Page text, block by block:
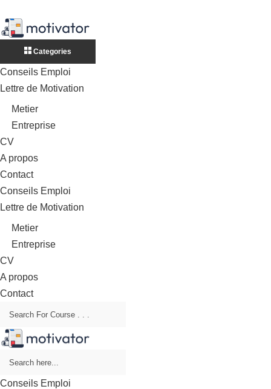
Categories
Conseils Emploi
Lettre de Motivation
Metier
Entreprise
CV
A propos
Contact
Conseils Emploi
Lettre de Motivation
Metier
Entreprise
CV
A propos
Contact
Conseils Emploi